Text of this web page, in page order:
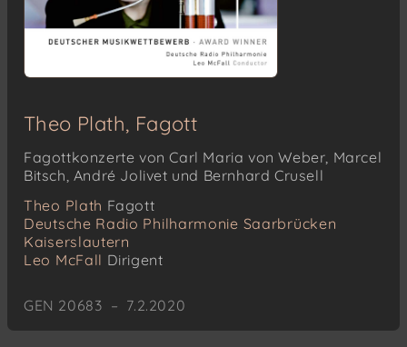
Theo Plath, Fagott
Fagottkonzerte von Carl Maria von Weber, Marcel
Bitsch, André Jolivet und Bernhard Crusell
Theo Plath Fagott
Deutsche Radio Philharmonie Saarbrücken
Kaiserslautern
Leo McFall Dirigent
GEN 20683 – 7.2.2020